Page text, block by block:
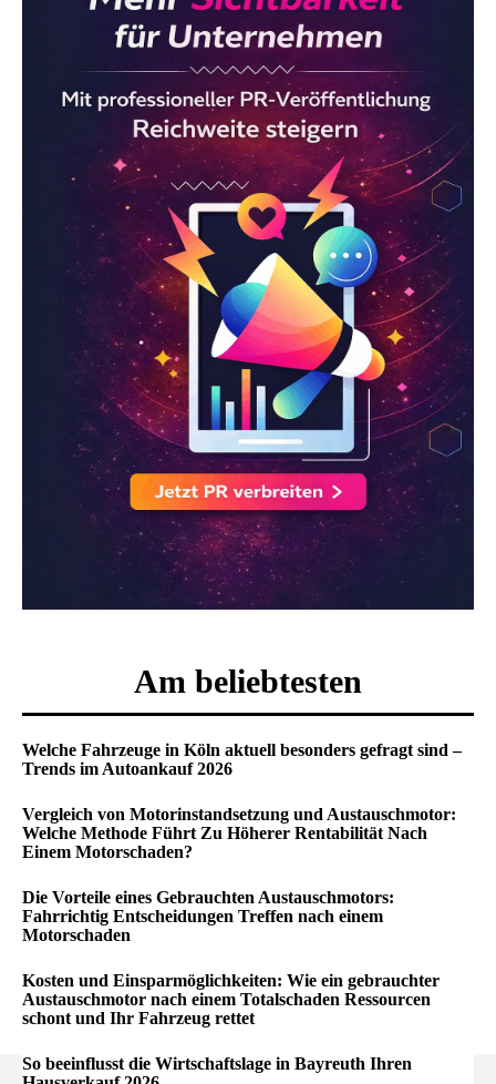
Am beliebtesten
Welche Fahrzeuge in Köln aktuell besonders gefragt sind –
Trends im Autoankauf 2026
Vergleich von Motorinstandsetzung und Austauschmotor:
Welche Methode Führt Zu Höherer Rentabilität Nach
Einem Motorschaden?
Die Vorteile eines Gebrauchten Austauschmotors:
Fahrrichtig Entscheidungen Treffen nach einem
Motorschaden
Kosten und Einsparmöglichkeiten: Wie ein gebrauchter
Austauschmotor nach einem Totalschaden Ressourcen
schont und Ihr Fahrzeug rettet
So beeinflusst die Wirtschaftslage in Bayreuth Ihren